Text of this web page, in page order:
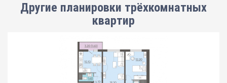
Другие планировки трёхкомнатных
квартир